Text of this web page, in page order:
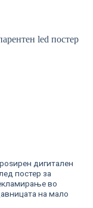
дигитален
лед постер за
во
на мало